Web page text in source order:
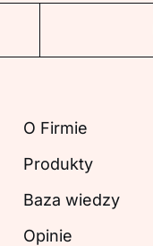
O Firmie
Produkty
Baza wiedzy
Opinie